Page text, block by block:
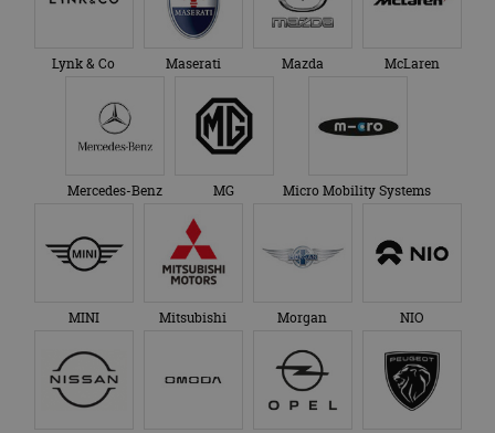
Lynk & Co Maserati Mazda McLaren
Mercedes-Benz MG Micro Mobility Systems
MINI Mitsubishi Morgan NIO